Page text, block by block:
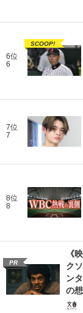
6位
6
SCOOP!
7位
7
8位
8
PR
《
ク
ン
の